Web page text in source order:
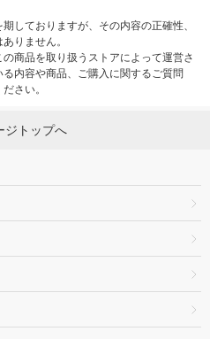
しておりますが、その内容の正確性、
りません。
商品を取り扱うストアによって運営さ
内容や商品、ご購入に関するご質問
さい。
ジトップへ